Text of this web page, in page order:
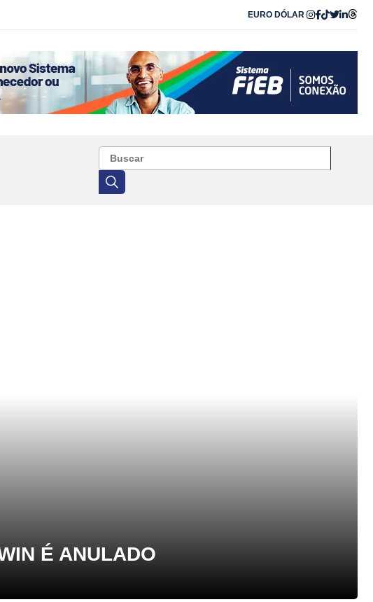
EURO DÓLAR
É ANULADO